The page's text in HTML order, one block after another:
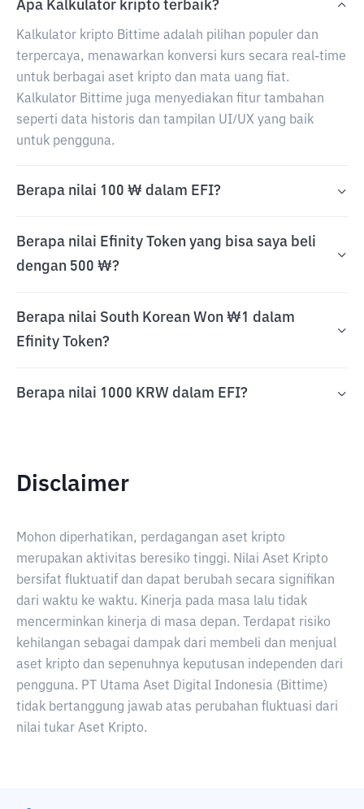
Apa Kalkulator kripto terbaik?
Kalkulator kripto Bittime adalah pilihan populer dan
terpercaya, menawarkan konversi kurs secara real-time
untuk berbagai aset kripto dan mata uang fiat.
Kalkulator Bittime juga menyediakan fitur tambahan
seperti data historis dan tampilan UI/UX yang baik
untuk pengguna.
Berapa nilai 100 ₩ dalam EFI?
Berapa nilai Efinity Token yang bisa saya beli
dengan 500 ₩?
Berapa nilai South Korean Won ₩1 dalam
Efinity Token?
Berapa nilai 1000 KRW dalam EFI?
Disclaimer
Mohon diperhatikan, perdagangan aset kripto
merupakan aktivitas beresiko tinggi. Nilai Aset Kripto
bersifat fluktuatif dan dapat berubah secara signifikan
dari waktu ke waktu. Kinerja pada masa lalu tidak
mencerminkan kinerja di masa depan. Terdapat risiko
kehilangan sebagai dampak dari membeli dan menjual
aset kripto dan sepenuhnya keputusan independen dari
pengguna. PT Utama Aset Digital Indonesia (Bittime)
tidak bertanggung jawab atas perubahan fluktuasi dari
nilai tukar Aset Kripto.